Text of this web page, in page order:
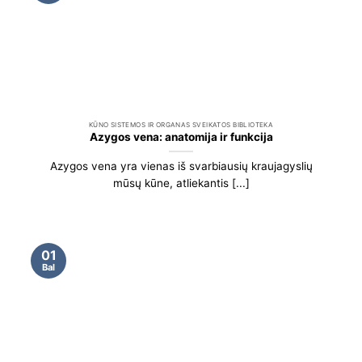
KŪNO SISTEMOS IR ORGANAS SVEIKATOS BIBLIOTEKA
Azygos vena: anatomija ir funkcija
Azygos vena yra vienas iš svarbiausių kraujagyslių
mūsų kūne, atliekantis [...]
01
Bal